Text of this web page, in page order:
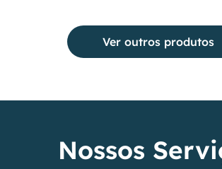
Ver outros produtos
Nossos